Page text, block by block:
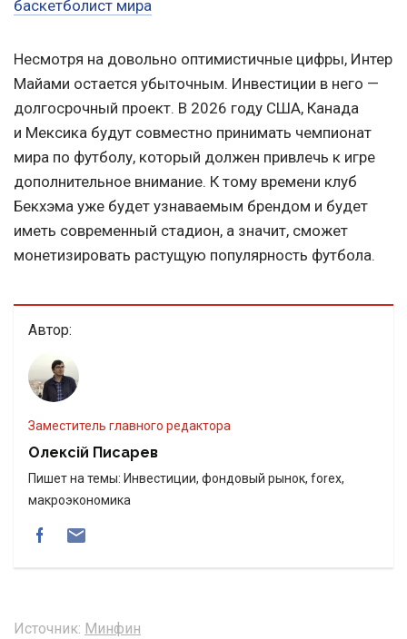
баскетболист мира
Несмотря на довольно оптимистичные цифры, Интер
Майами остается убыточным. Инвестиции в него —
долгосрочный проект. В 2026 году США, Канада
и Мексика будут совместно принимать чемпионат
мира по футболу, который должен привлечь к игре
дополнительное внимание. К тому времени клуб
Бекхэма уже будет узнаваемым брендом и будет
иметь современный стадион, а значит, сможет
монетизировать растущую популярность футбола.
Автор:
Заместитель главного редактора
Олексій Писарев
Пишет на темы: Инвестиции, фондовый рынок, forex,
макроэкономика
Источник: Минфин